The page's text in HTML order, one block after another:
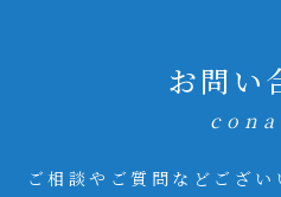
お問い
ご相談やご質問などござ